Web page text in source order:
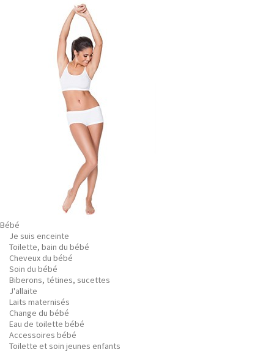
Bébé
Je suis enceinte
Toilette, bain du bébé
Cheveux du bébé
Soin du bébé
Biberons, tétines, sucettes
J'allaite
Laits maternisés
Change du bébé
Eau de toilette bébé
Accessoires bébé
Toilette et soin jeunes enfants